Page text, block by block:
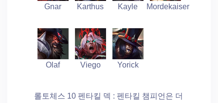
Gnar Karthus Kayle Mordekaiser
Olaf Viego Yorick
롤토체스 10 펜타킬 덱 : 펜타킬 챔피언은 더